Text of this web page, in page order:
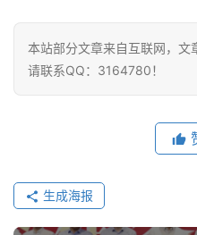
本站部分文章来自互联网，文
请联系QQ：3164780！
生成海报